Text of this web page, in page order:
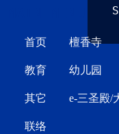
首页 檀香寺
教育 幼儿园
其它 e-三圣殿/
联络